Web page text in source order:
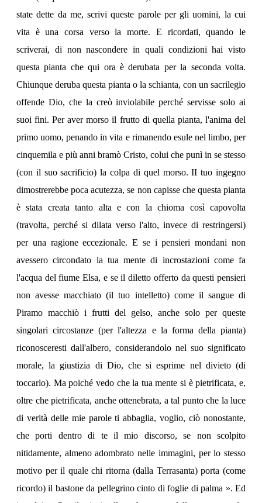
state dette da me, scrivi queste parole per gli uomini, la cui
vita è una corsa verso la morte. E ricordati, quando le
scriverai, di non nascondere in quali condizioni hai visto
questa pianta che qui ora è derubata per la seconda volta.
Chiunque deruba questa pianta o la schianta, con un sacrilegio
offende Dio, che la creò inviolabile perché servisse solo ai
suoi fini. Per aver morso il frutto di quella pianta, l'anima del
primo uomo, penando in vita e rimanendo esule nel limbo, per
cinquemila e più anni bramò Cristo, colui che punì in se stesso
(con il suo sacrificio) la colpa di quel morso. II tuo ingegno
dimostrerebbe poca acutezza, se non capisse che questa pianta
è stata creata tanto alta e con la chioma così capovolta
(travolta, perché si dilata verso l'alto, invece di restringersi)
per una ragione eccezionale. E se i pensieri mondani non
avessero circondato la tua mente di incrostazioni come fa
l'acqua del fiume Elsa, e se il diletto offerto da questi pensieri
non avesse macchiato (il tuo intelletto) come il sangue di
Piramo macchiò i frutti del gelso, anche solo per queste
singolari circostanze (per l'altezza e la forma della pianta)
riconosceresti dall'albero, considerandolo nel suo significato
morale, la giustizia di Dio, che si esprime nel divieto (di
toccarlo). Ma poiché vedo che la tua mente si è pietrificata, e,
oltre che pietrificata, anche ottenebrata, a tal punto che la luce
di verità delle mie parole ti abbaglia, voglio, ciò nonostante,
che porti dentro di te il mio discorso, se non scolpito
nitidamente, almeno adombrato nelle immagini, per lo stesso
motivo per il quale chi ritorna (dalla Terrasanta) porta (come
ricordo) il bastone da pellegrino cinto di foglie di palma ». Ed